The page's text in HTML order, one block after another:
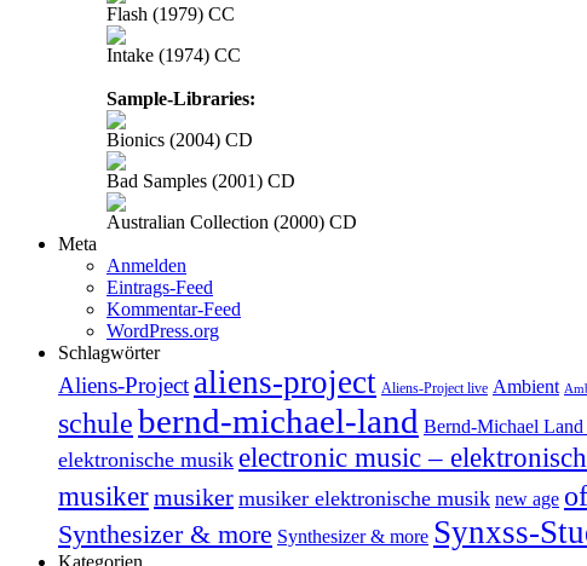
Flash (1979) CC
Intake (1974) CC
Sample-Libraries:
Bionics (2004) CD
Bad Samples (2001) CD
Australian Collection (2000) CD
Meta
Anmelden
Eintrags-Feed
Kommentar-Feed
WordPress.org
Schlagwörter
Aliens-Project aliens-project Aliens-Project live Ambient
schulebernd-michael-land Bernd-Michael
elektronische musik electronic music –
musikermusiker musiker elektronische musik new age
Synthesizer & more Synthesizer & more Synxss-